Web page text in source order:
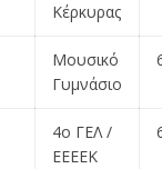
Κέρκυρας
Μουσικό
Γυμνάσιο
4ο ΓΕΛ /
ΕΕΕΕΚ